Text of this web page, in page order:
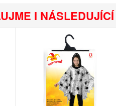
I NÁSLEDUJÍCÍ